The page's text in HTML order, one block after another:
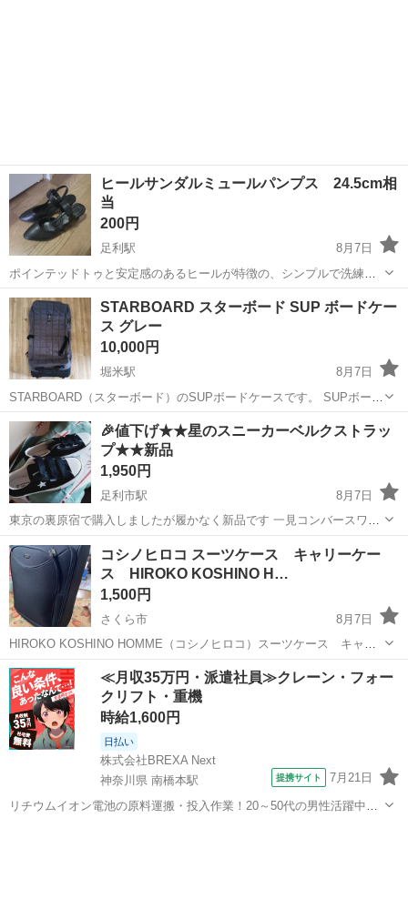
ヒールサンダルミュールパンプス 24.5cm相
当
200円
足利駅
8月7日
ポインテッドトゥと安定感のあるヒールが特徴の、シンプルで洗練さ
れたブラックストラップサンダルです。 - カラー: ブラック - サイズ:
24.5cm - スタイル: ストラップサンダル - トゥ形状: ポインテッドトゥ
栃木 足利市
STARBOARD スターボード SUP ボードケー
ス グレー
10,000円
堀米駅
8月7日
STARBOARD（スターボード）のSUPボードケースです。 SUPボード
の持ち運びや保管に便利なアイテムです。 全体的に使用感があり、一
部に擦れや汚れが見られますが、使用には問題ありません。 【ブラン
ド】STARBOAR...
栃木 佐野市 堀米駅 バッグ
🎉値下げ★★星のスニーカーベルクストラッ
プ★★新品
1,950円
足利市駅
8月7日
東京の裏原宿で購入しましたが履かなく新品です 一見コンバースワン
スター★に似たベルクストラップ Sizeは27.0cm 9日まで限定で処分し
ます ❊他にも色々出品中なので… 3️⃣点以上でお安くします
栃木 足利市
コシノヒロコ スーツケース キャリーケー
ス HIROKO KOSHINO H…
1,500円
さくら市
8月7日
HIROKO KOSHINO HOMME（コシノヒロコ）スーツケース キャリ
ーケース カラー···ブラック 柄・デザイン···無地 縦 約57cm 横 約
36.5cm 奥行 約25cm 機内持ち込...
栃木 さくら市 バッグ コシノヒロコ
≪月収35万円・派遣社員≫クレーン・フォー
クリフト・重機
時給1,600円
日払い
株式会社BREXA Next
神奈川県 南橋本駅
提携サイト 7月21日
リチウムイオン電池の原料運搬・投入作業！20～50代の男性活躍中★